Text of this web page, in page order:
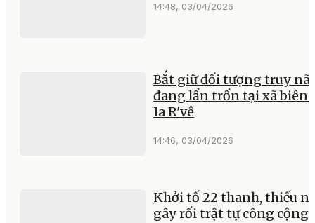
14:48, 03/04/2026
Bắt giữ đối tượng truy nã
đang lẩn trốn tại xã biên
Ia R'vê
14:46, 03/04/2026
Khởi tố 22 thanh, thiếu
gây rối trật tự công cộng